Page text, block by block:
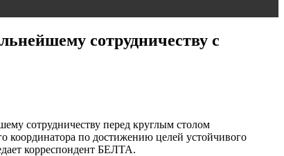
сотрудничеству с
сотрудничеству перед круглым столом
координатора по достижению целей устойчивого
корреспондент БЕЛТА.